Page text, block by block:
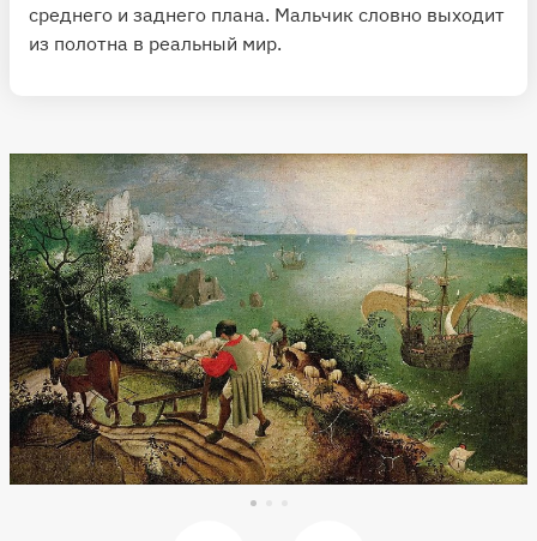
среднего и заднего плана. Мальчик словно выходит
из полотна в реальный мир.